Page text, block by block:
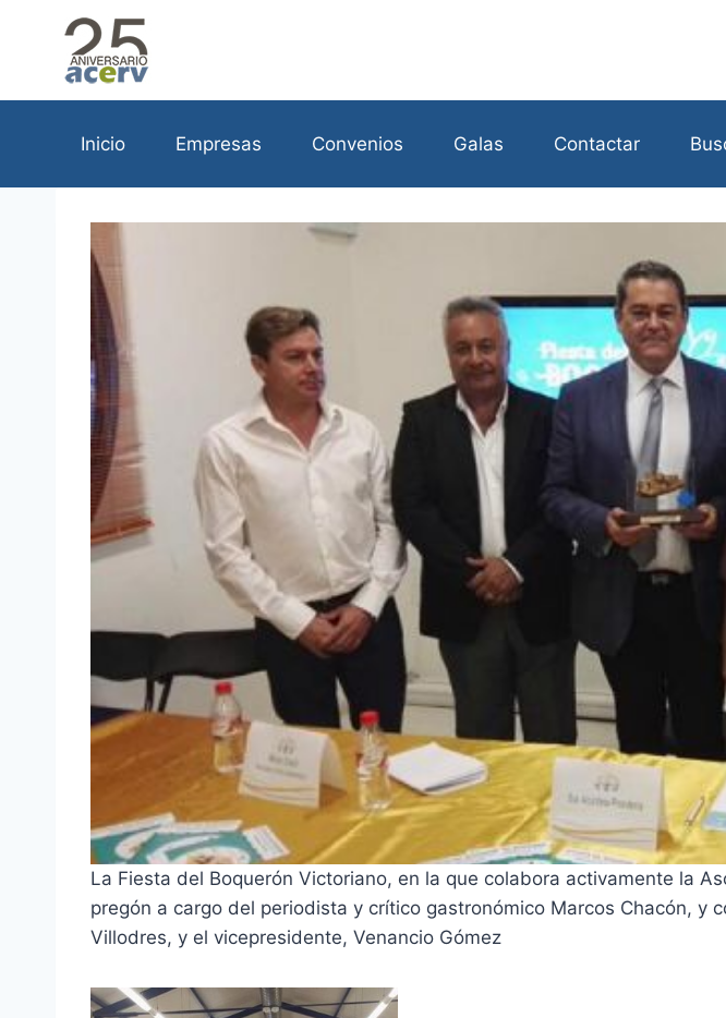
contenido
Inicio Empresas Convenios Galas Contactar
La Fiesta del Boquerón Victoriano, en la que colabora activamente la
pregón a cargo del periodista y crítico gastronómico Marcos Chacón, y
Villodres, y el vicepresidente, Venancio Gómez